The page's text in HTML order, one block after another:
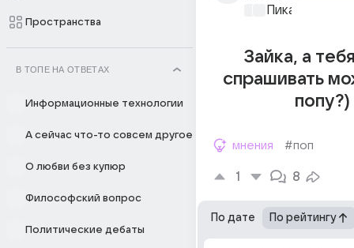
Пространства
В ТОПЕ НА ОТВЕТАХ
Информационные технологии
А сейчас что-то совсем другое
О любви без купюр
Философский вопрос
Политические дебаты
Пикантно о
Зайка, а
спрашивать
попу?)
мнения #поп
1 8
По дате По рейтингу